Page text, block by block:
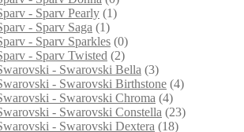
- Sparv Pearly (1)
- Sparv Saga (1)
- Sparv Sparkles (0)
- Sparv Twisted (2)
- Swarovski Bella (3)
- Swarovski Birthstone (4)
- Swarovski Chroma (4)
- Swarovski Constella (23)
- Swarovski Dextera (18)